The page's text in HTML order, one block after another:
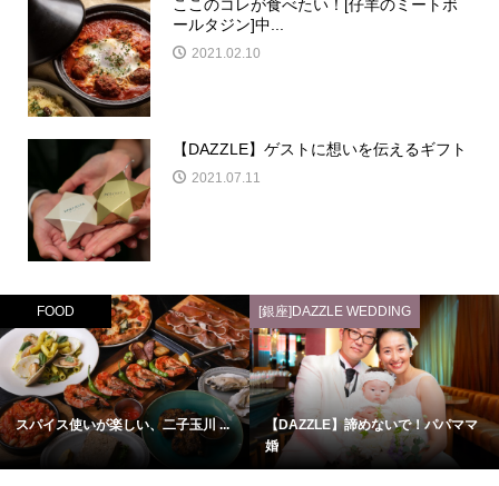
ここのコレが食べたい！[仔羊のミートボ
ールタジン]中...
2021.02.10
【DAZZLE】ゲストに想いを伝えるギフト
2021.07.11
FOOD
スパイス使いが楽しい、二子玉川 ...
[銀座]DAZZLE WEDDING
【DAZZLE】諦めないで！パパママ
婚